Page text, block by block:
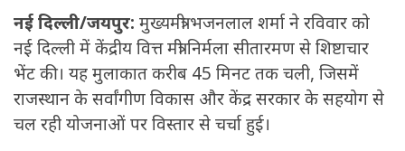
नई दिल्ली/जयपुर: मुख्यमंत्री भजनलाल शर्मा ने रविवार को
नई दिल्ली में केंद्रीय वित्त मंत्री निर्मला सीतारमण से शिष्टाचार
भेंट की। यह मुलाकात करीब 45 मिनट तक चली, जिसमें
राजस्थान के सर्वांगीण विकास और केंद्र सरकार के सहयोग से
चल रही योजनाओं पर विस्तार से चर्चा हुई।